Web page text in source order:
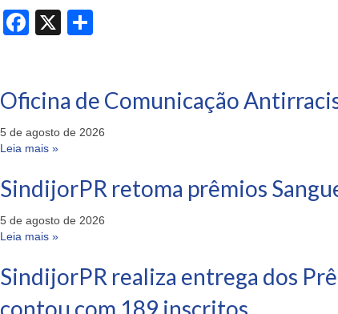
Facebook
X
Oficina de Comunicação
5 de agosto de 2026
Leia mais »
SindijorPR retoma prêmios
5 de agosto de 2026
Leia mais »
SindijorPR realiza entrega dos
contou com 189 inscritos